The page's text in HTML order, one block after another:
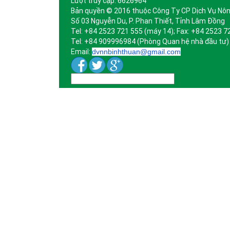
Bản quyền © 2016 thuộc Công Ty CP Dịch Vụ
Số 03 Nguyễn Du, P. Phan Thiết, Tỉnh Lâm Đồng
Tel: +84 2523 721 555 (máy 14); Fax: +84 2523
Tel: +84 909996984 (Phòng Quan hệ nhà đầu tư)
Email: dvnnbinhthuan@gmail.com